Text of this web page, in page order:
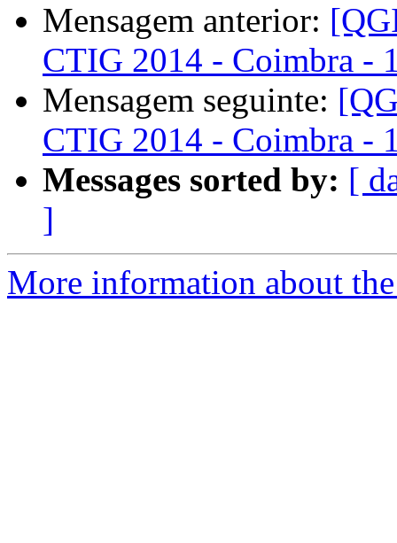
Mensagem anterior:
CTIG 2014 - Coimbra -
Mensagem seguinte:
CTIG 2014 - Coimbra -
Messages sorted by: [
]
More information about